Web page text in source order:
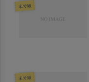
未分類
未分類